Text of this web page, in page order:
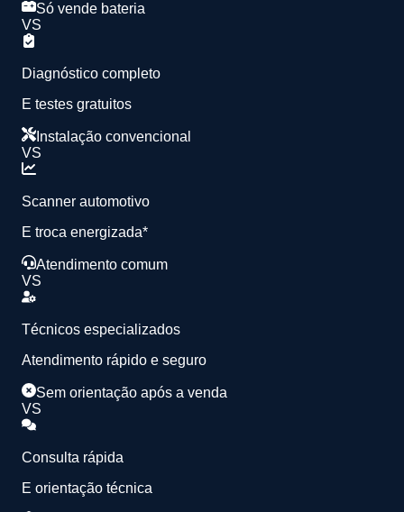
Só vende bateria
VS
Diagnóstico completo
E testes gratuitos
Instalação convencional
VS
Scanner automotivo
E troca energizada*
Atendimento comum
VS
Técnicos especializados
Atendimento rápido e seguro
Sem orientação após a venda
VS
Consulta rápida
E orientação técnica